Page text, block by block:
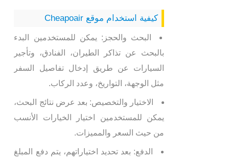
كيفية استخدام موقع Cheapoair
البحث والحجز: يمكن للمستخدمين البدء
بالبحث عن تذاكر الطيران، الفنادق، وتأجير
السيارات عن طريق إدخال تفاصيل السفر
مثل الوجهة، التواريخ، وعدد الركاب.
الاختيار والتخصيص: بعد عرض نتائج البحث،
يمكن للمستخدمين اختيار الخيارات الأنسب
من حيث السعر والمميزات.
الدفع: بعد تحديد اختياراتهم، يتم دفع المبلغ